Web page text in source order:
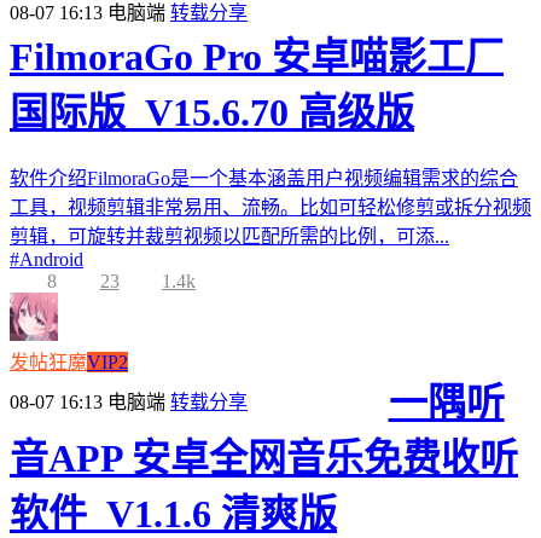
08-07 16:13 电脑端 转载分享
FilmoraGo Pro 安卓喵影工厂
国际版_V15.6.70 高级版
软件介绍FilmoraGo是一个基本涵盖用户视频编辑需求的综合
工具，视频剪辑非常易用、流畅。比如可轻松修剪或拆分视频
剪辑，可旋转并裁剪视频以匹配所需的比例，可添...
#Android
8
23 1.4k
发帖狂魔VIP2
08-07 16:13 电脑端 转载分享
一隅听
音APP 安卓全网音乐免费收听
软件_V1.1.6 清爽版